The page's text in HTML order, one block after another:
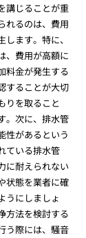
講じることが重
れるのは、費用
ます。特に、
、費用が高額に
料金が発生する
することが大切
りを取ること
。次に、排水管
性があるという
ている排水管
に耐えられない
状態を業者に確
うにしましょ
方法を検討する
う際には、騒音